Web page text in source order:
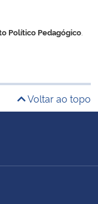
Político Pedagógico
Voltar ao topo